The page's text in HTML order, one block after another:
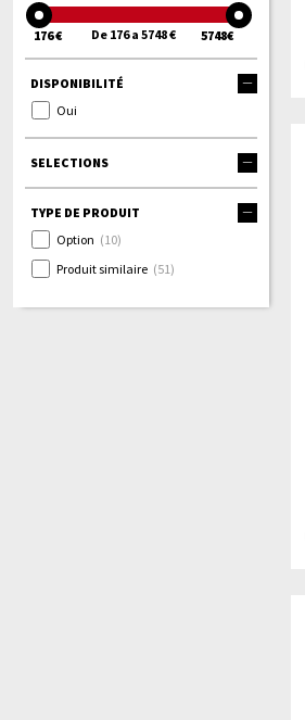
176 € 5748€
De 176 a 5748 €
DISPONIBILITÉ
Oui
SELECTIONS
TYPE DE PRODUIT
Option (10)
Produit similaire (51)